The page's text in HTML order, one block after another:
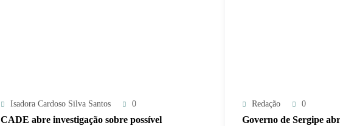
Isadora Cardoso Silva Santos 0
CADE abre investigação sobre possível
Redação 0
Governo de Sergipe